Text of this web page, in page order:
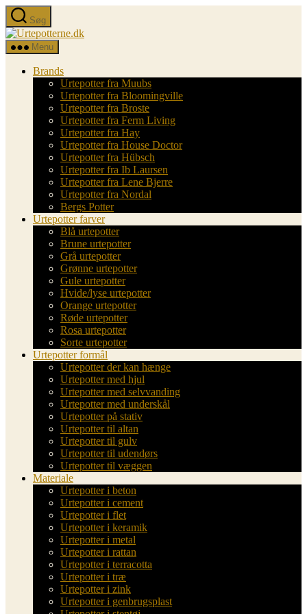
Spring
til
indholdet
Søg
Urtepotterne.dk
Menu
Brands
Urtepotter fra Muubs
Urtepotter fra Bloomingville
Urtepotter fra Broste
Urtepotter fra Ferm Living
Urtepotter fra Hay
Urtepotter fra House Doctor
Urtepotter fra Hübsch
Urtepotter fra Ib Laursen
Urtepotter fra Lene Bjerre
Urtepotter fra Nordal
Bergs Potter
Urtepotter farver
Blå urtepotter
Brune urtepotter
Grå urtepotter
Grønne urtepotter
Gule urtepotter
Hvide/lyse urtepotter
Orange urtepotter
Røde urtepotter
Rosa urtepotter
Sorte urtepotter
Urtepotter formål
Urtepotter der kan hænge
Urtepotter med hjul
Urtepotter med selvvanding
Urtepotter med underskål
Urtepotter på stativ
Urtepotter til altan
Urtepotter til gulv
Urtepotter til udendørs
Urtepotter til væggen
Materiale
Urtepotter i beton
Urtepotter i cement
Urtepotter i flet
Urtepotter i keramik
Urtepotter i metal
Urtepotter i rattan
Urtepotter i terracotta
Urtepotter i træ
Urtepotter i zink
Urtepotter i genbrugsplast